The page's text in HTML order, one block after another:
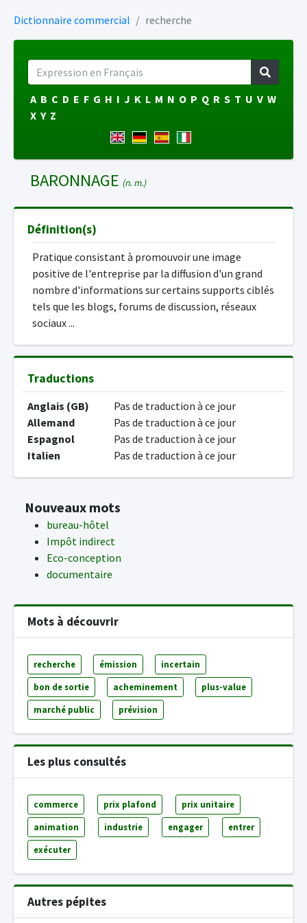
Dictionnaire commercial recherche
A B C D E F G H I J K L M N O P Q R S T U V W
X Y Z
BARONNAGE (n. m.)
Définition(s)
Pratique consistant à promouvoir une image
positive de l'entreprise par la diffusion d'un grand
nombre d'informations sur certains supports ciblés
tels que les blogs, forums de discussion, réseaux
sociaux ...
Traductions
Anglais (GB)
Pas de traduction à ce jour
Allemand
Pas de traduction à ce jour
Espagnol
Pas de traduction à ce jour
Italien
Pas de traduction à ce jour
Nouveaux mots
bureau-hôtel
Impôt indirect
Eco-conception
documentaire
Mots à découvrir
recherche émission incertain
bon de sortie acheminement plus-value
marché public prévision
Les plus consultés
commerce prix plafond prix unitaire
animation industrie engager entrer
exécuter
Autres pépites